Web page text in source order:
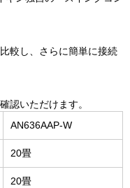
較し、さらに簡単に接続
認いただけます。
AN636AAP-W
20畳
20畳